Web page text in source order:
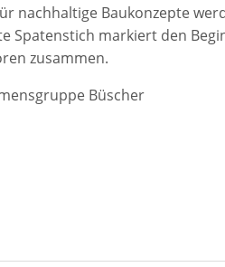
nachhaltige Baukonzepte
Spatenstich markiert den
zusammen.
Büscher